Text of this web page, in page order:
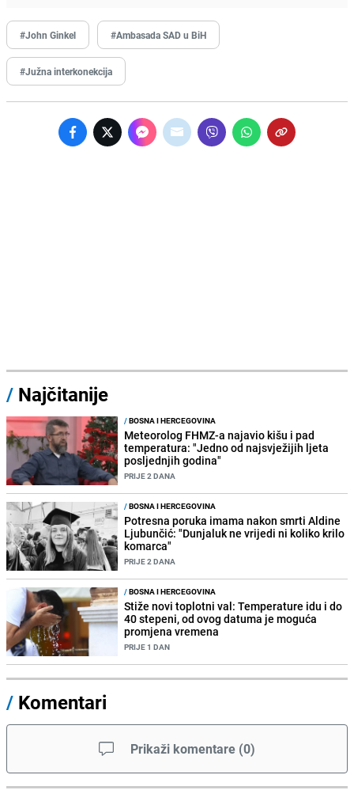
#John Ginkel #Ambasada SAD u BiH
#Južna interkonekcija
/ Najčitanije
/BOSNA I HERCEGOVINA
Meteorolog FHMZ-a najavio kišu i pad
temperatura: "Jedno od najsvježijih ljeta
posljednjih godina"
PRIJE 2 DANA
/BOSNA I HERCEGOVINA
Potresna poruka imama nakon smrti Aldine
Ljubunčić: "Dunjaluk ne vrijedi ni koliko krilo
komarca"
PRIJE 2 DANA
/BOSNA I HERCEGOVINA
Stiže novi toplotni val: Temperature idu i do
40 stepeni, od ovog datuma je moguća
promjena vremena
PRIJE 1 DAN
/ Komentari
Prikaži komentare (0)